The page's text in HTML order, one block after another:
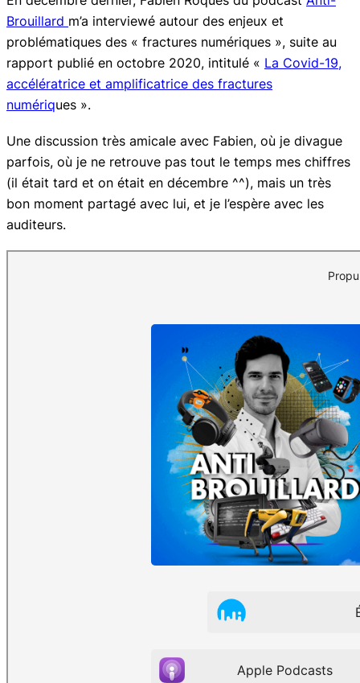
Brouillard m’a interviewé autour des enjeux et
problématiques des « fractures numériques », suite au
rapport publié en octobre 2020, intitulé « La Covid-19,
accélératrice et amplificatrice des fractures
numériques ».
Une discussion très amicale avec Fabien, où je divague
parfois, où je ne retrouve pas tout le temps mes chiffres
(il était tard et on était en décembre ^^), mais un très
bon moment partagé avec lui, et je l’espère avec les
auditeurs.